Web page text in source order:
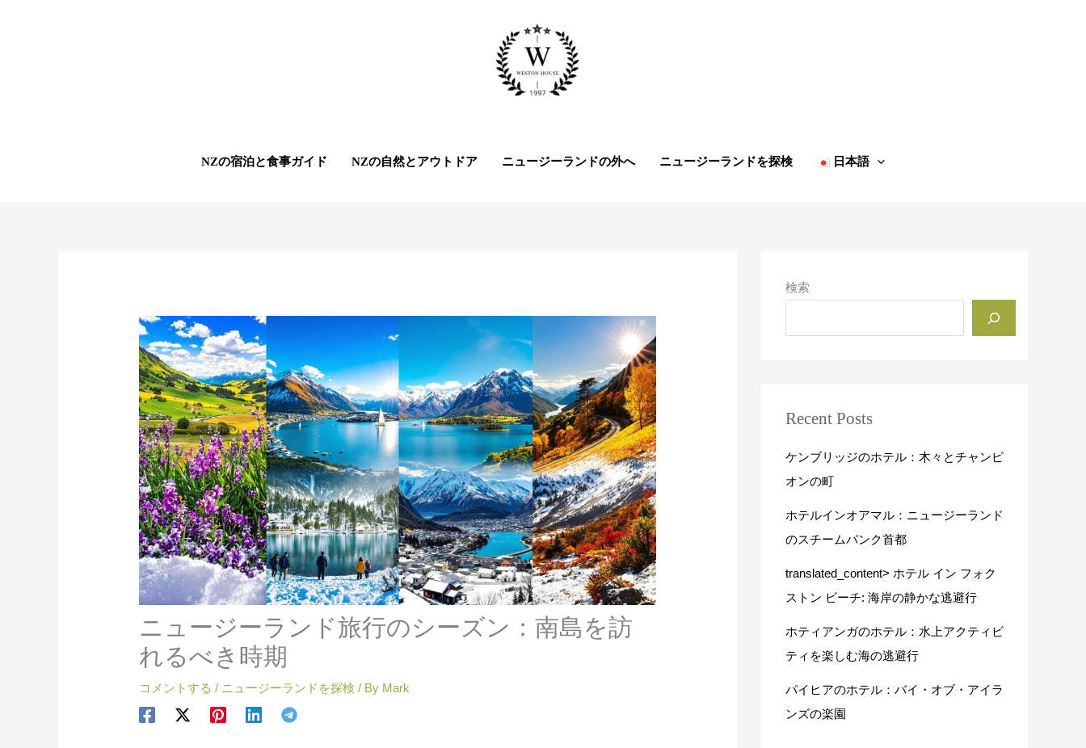
NZの宿泊と食事ガイド NZの自然とアウトドア ニュージーランドの外へ ニュージーランドを探検 日本語
ニュージーランド旅行のシーズン：南島を訪
れるべき時期
コメントする / ニュージーランドを探検 / By Mark
検索
Recent Posts
ケンブリッジのホテル：木々とチャンピ
オンの町
ホテルインオアマル：ニュージーランド
のスチームパンク首都
translated_content> ホテル イン フォク
ストン ビーチ: 海岸の静かな逃避行
ホティアンガのホテル：水上アクティビ
ティを楽しむ海の逃避行
パイヒアのホテル：バイ・オブ・アイラ
ンズの楽園